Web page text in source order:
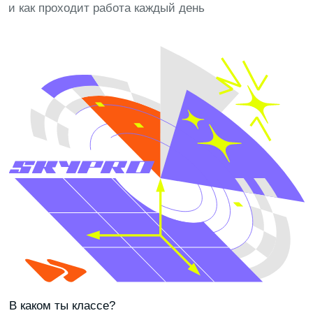
Разработчик создает и улучшает программы,
работает с данными, исправляет ошибки
и проектирует удобные и надежные сервисы
ОСНОВНЫЕ ЗАДАЧИ
Яндекс, Т‑Банк, Ozon, VK, Сбер, МТС, Wildberries,
Skyeng и другие крупные современные компании,
а также карьерные партнеры Skypro
БУДУЩИЕ РАБОТОДАТЕЛИ
БЭКЕНД-РАЗРАБОТЧИК